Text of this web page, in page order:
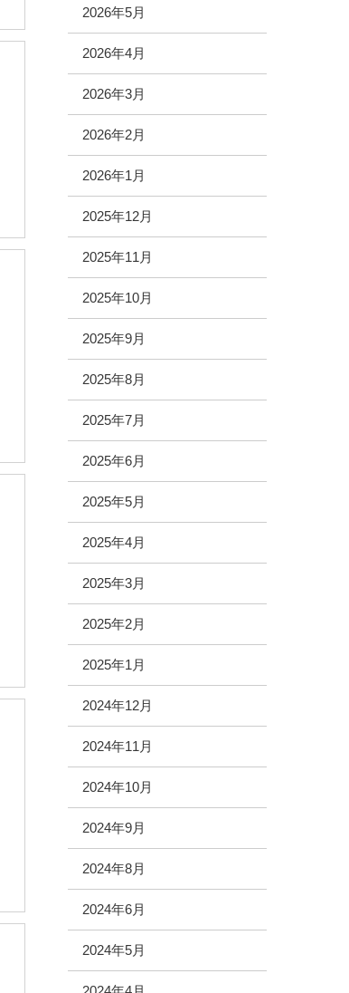
2026年5月
2026年4月
2026年3月
2026年2月
2026年1月
2025年12月
2025年11月
2025年10月
2025年9月
2025年8月
2025年7月
2025年6月
2025年5月
2025年4月
2025年3月
2025年2月
2025年1月
2024年12月
2024年11月
2024年10月
2024年9月
2024年8月
2024年6月
2024年5月